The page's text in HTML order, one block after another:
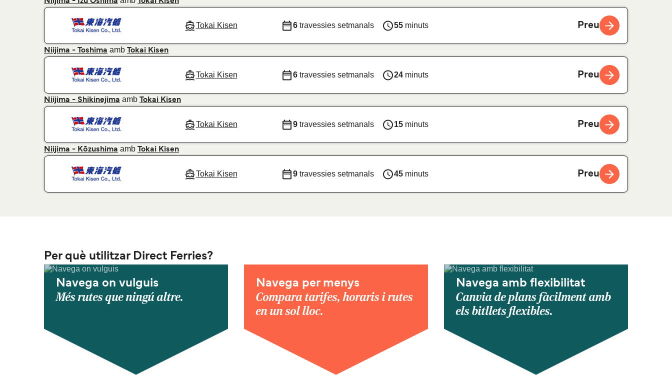
Tokai Kisen 6 travessies setmanals 55 minuts Preu
Niijima - Toshima amb Tokai Kisen
Tokai Kisen 6 travessies setmanals 24 minuts Preu
Niijima - Shikinejima amb Tokai Kisen
Tokai Kisen 9 travessies setmanals 15 minuts Preu
Niijima - Kōzushima amb Tokai Kisen
Tokai Kisen 9 travessies setmanals 45 minuts Preu
Per què utilitzar Direct Ferries?
Navega on vulguis
Més rutes que ningú altre.
Navega per menys
Compara tarifes, horaris i rutes
en un sol lloc.
Navega amb flexibilitat
Canvia de plans fàcilment amb
els bitllets flexibles.